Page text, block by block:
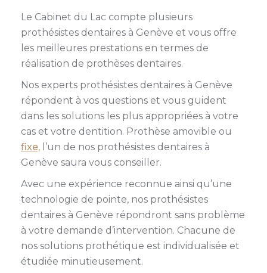
Le Cabinet du Lac compte plusieurs
prothésistes dentaires à Genève et vous offre
les meilleures prestations en termes de
réalisation de prothèses dentaires.
Nos experts prothésistes dentaires à Genève
répondent à vos questions et vous guident
dans les solutions les plus appropriées à votre
cas et votre dentition. Prothèse amovible ou
fixe, l’un de nos prothésistes dentaires à
Genève saura vous conseiller.
Avec une expérience reconnue ainsi qu’une
technologie de pointe, nos prothésistes
dentaires à Genève répondront sans problème
à votre demande d’intervention. Chacune de
nos solutions prothétique est individualisée et
étudiée minutieusement.